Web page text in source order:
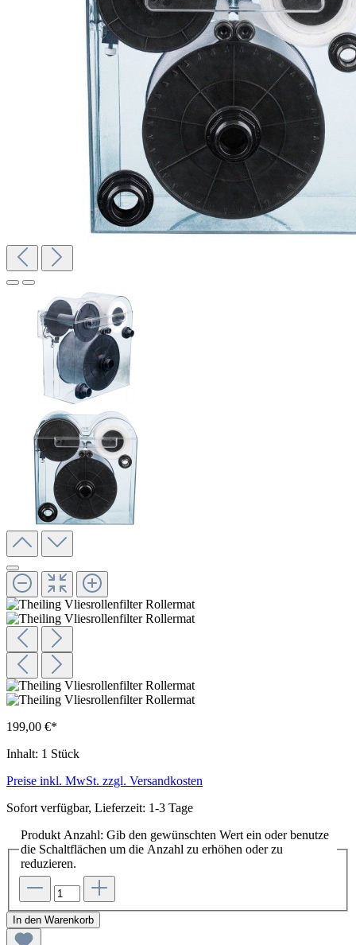
199,00 €*
Inhalt: 1 Stück
Preise inkl. MwSt. zzgl. Versandkosten
Sofort verfügbar, Lieferzeit: 1-3 Tage
Produkt Anzahl: Gib den gewünschten Wert ein oder benutze
die Schaltflächen um die Anzahl zu erhöhen oder zu
reduzieren.
In den Warenkorb